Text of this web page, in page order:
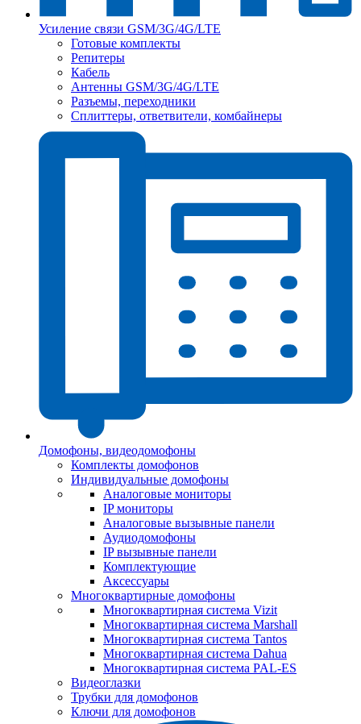
Усиление связи GSM/3G/4G/LTE
Готовые комплекты
Репитеры
Кабель
Антенны GSM/3G/4G/LTE
Разъемы, переходники
Сплиттеры, ответвители, комбайнеры
Домофоны, видеодомофоны
Комплекты домофонов
Индивидуальные домофоны
Аналоговые мониторы
IP мониторы
Аналоговые вызывные панели
Аудиодомофоны
IP вызывные панели
Комплектующие
Аксессуары
Многоквартирные домофоны
Многоквартирная система Vizit
Многоквартирная система Marshall
Многоквартирная система Tantos
Многоквартирная система Dahua
Многоквартирная система PAL-ES
Видеоглазки
Трубки для домофонов
Ключи для домофонов